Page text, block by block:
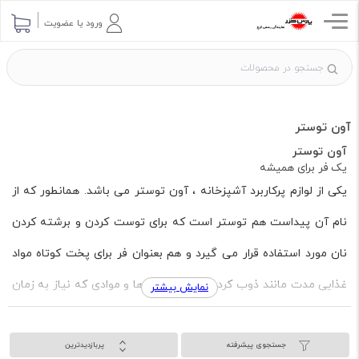
ورود یا عضویت
آون توستر
آون توستر
یک فر برای همیشه
یکی از لوازم پرکاربرد آشپزخانه ، آون توستر می باشد. همانطور که از
نام آن پیداست هم توستر است که برای توست کردن و برشته کردن
نان مورد استفاده قرار می گیرد و هم بعنوان فر برای پخت کوتاه مواد
غذایی مدت مانند ذوب کردن پنیر روی غذاها و موادی که نیاز به زمان
یا هر نوع نان و شیرینی دیگری می ‌توان در آون توستر پخت یا گرم
نمایش بیشتر
جستجوی پیشرفته پربازدیدترین